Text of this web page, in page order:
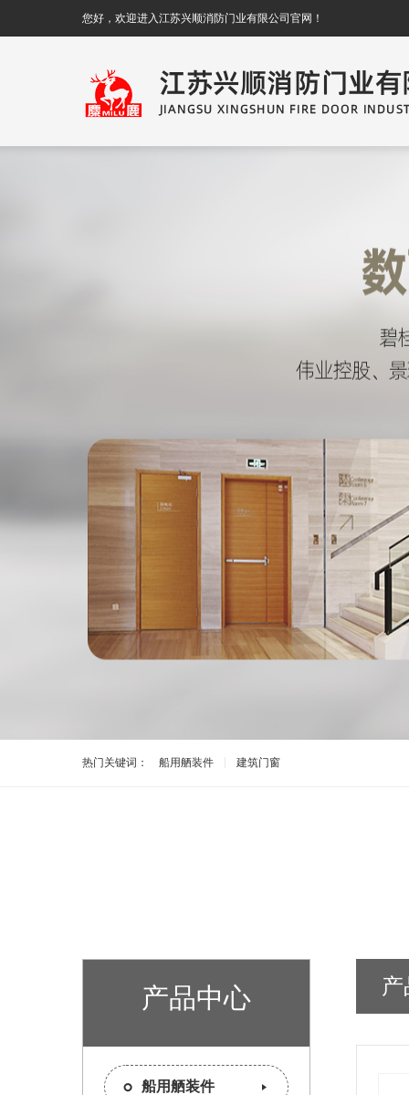
您好，欢迎进入江苏兴顺消防门业有限公司官网！
热门关键词： 船用舾装件 建筑门窗
产品中心
船用舾装件